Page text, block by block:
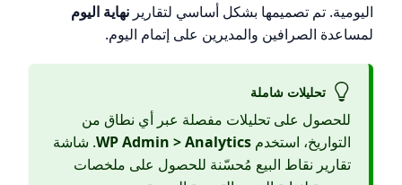
اليومية. تم تصميمها بشكل أساسي لتقارير نهاية اليوم
لمساعدة الصرافين والمديرين على إتمام اليوم.
تحليلات شاملة
للحصول على تحليلات مفصلة عبر أي نطاق من
التواريخ، استخدم WP Admin > Analytics. شاشة
تقارير نقاط البيع مُحسّنة للحصول على ملخصات